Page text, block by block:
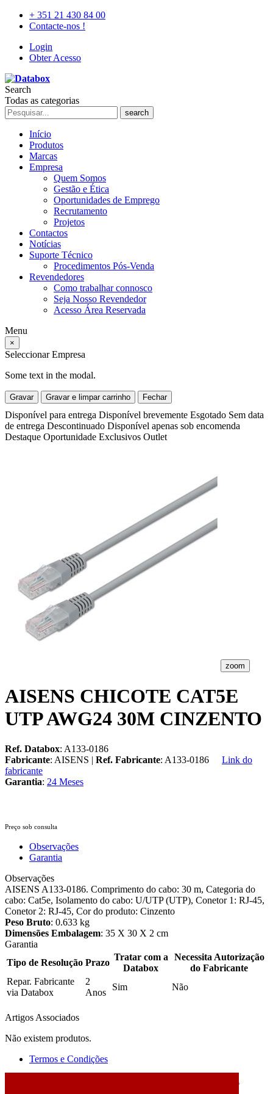
+ 351 21 430 84 00
Contacte-nos !
Login
Obter Acesso
Search
Todas as categorias
search
Início
Produtos
Marcas
Empresa
Quem Somos
Gestão e Ética
Oportunidades de Emprego
Recrutamento
Projetos
Contactos
Notícias
Suporte Técnico
Procedimentos Pós-Venda
Revendedores
Como trabalhar connosco
Seja Nosso Revendedor
Acesso Área Reservada
Menu
×
Seleccionar Empresa
Some text in the modal.
Gravar Gravar e limpar carrinho Fechar
Disponível para entrega Disponível brevemente Esgotado Sem data
de entrega Descontinuado Disponível apenas sob encomenda
Destaque Oportunidade Exclusivos Outlet
zoom
AISENS CHICOTE CAT5E
UTP AWG24 30M CINZENTO
Ref. Databox: A133-0186
Fabricante: AISENS | Ref. Fabricante: A133-0186
Link do
fabricante
Garantia: 24 Meses
Preço sob consulta
Observações
Garantia
Observações
AISENS A133-0186. Comprimento do cabo: 30 m, Categoria do
cabo: Cat5e, Isolamento do cabo: U/UTP (UTP), Conetor 1: RJ-45,
Conetor 2: RJ-45, Cor do produto: Cinzento
Peso Bruto: 0.633 kg
Dimensões Embalagem: 35 X 30 X 2 cm
Garantia
Tipo de Resolução Prazo
Tratar com a
Databox
Necessita Autorização
do Fabricante
Repar. Fabricante
via Databox
2
Anos
Sim Não
Artigos Associados
Não existem produtos.
Termos e Condições